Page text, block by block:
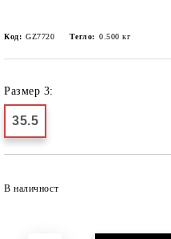
Код: GZ7720 Тегло: 0.500 кг
Размер 3:
35.5
В наличност